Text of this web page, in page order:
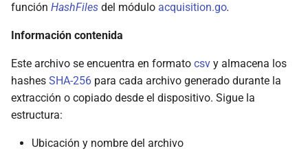
función HashFiles del módulo acquisition.go.
Información contenida
Este archivo se encuentra en formato csv y almacena los
hashes SHA-256 para cada archivo generado durante la
extracción o copiado desde el dispositivo. Sigue la
estructura:
Ubicación y nombre del archivo